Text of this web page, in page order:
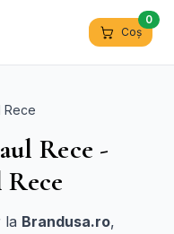
Coș
0
Rece
Rece -
la Brandusa.ro,